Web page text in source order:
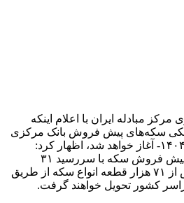
مبادله ایران با اعلام اینکه
سکه‌های پیش فروش بانک مرکزی
از روز دوشنبه -۳۱ شهریور ۱۴۰۴- آغاز خواهد شد، اظهار کرد:
متقاضیان شرکت کننده در پیش فروش سکه با سررسید ۳۱
شهریورماه سال جاری، بیش از ۷۱ هزار قطعه انواع سکه از طریق
کشور تحویل خواهند گرفت.